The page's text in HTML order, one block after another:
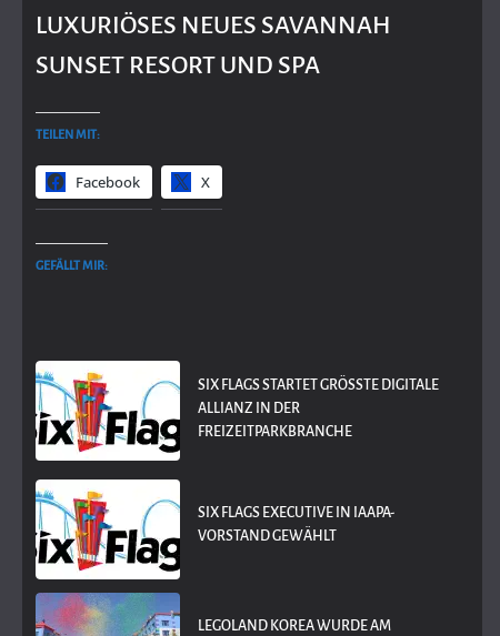
LUXURIÖSES NEUES SAVANNAH
SUNSET RESORT UND SPA
TEILEN MIT:
Facebook X
GEFÄLLT MIR:
SIX FLAGS STARTET GRÖSSTE DIGITALE A
LLIANZ IN DER F
REIZEITPARKBRANCHE
SIX FLAGS EXECUTIVE IN IAAPA-
VORSTAND GEWÄHLT
LEGOLAND KOREA WURDE AM